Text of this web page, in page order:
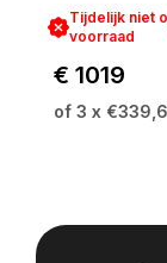
Tijdelijk niet
voorraad
€ 1019
of 3 x